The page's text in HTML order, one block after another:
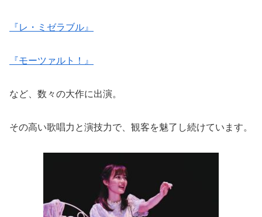
『レ・ミゼラブル』
『モーツァルト！』
など、数々の大作に出演。
その高い歌唱力と演技力で、観客を魅了し続けています。